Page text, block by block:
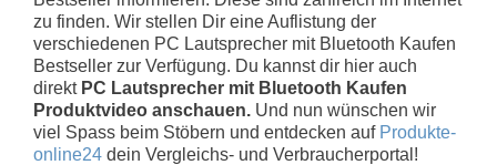
zu finden. Wir stellen Dir eine Auflistung der
verschiedenen PC Lautsprecher mit Bluetooth Kaufen
Bestseller zur Verfügung. Du kannst dir hier auch
direkt PC Lautsprecher mit Bluetooth Kaufen
Produktvideo anschauen. Und nun wünschen wir
viel Spass beim Stöbern und entdecken auf Produkte-
online24 dein Vergleichs- und Verbraucherportal!